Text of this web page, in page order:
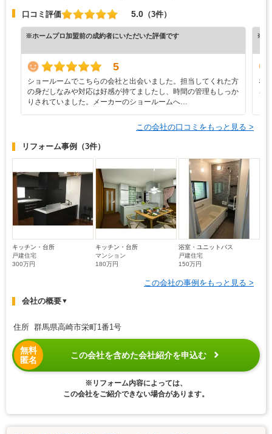
口コミ評価 5.0 （3件）
※ホームプロ加盟前の成約者にいただいた評価です
5
ショールームでこちらの会社と出会いました。担当してくれた方
の身だしなみや対応は好感が持てましたし、時間の管理もしっか
りされていました。メーカーのショールームへ…
※ホ
な
ろ
この会社の口コミをもっと見る >
リフォーム事例 （3件）
キッチン・台所
戸建住宅
300万円
キッチン・台所
マンション
180万円
浴室・ユニットバス
戸建住宅
150万円
この会社の事例をもっと見る >
会社の概要▼
住所 群馬県高崎市栄町1番1号
無料
匿名
この会社を含めた会社紹介を申込む
※リフォーム内容によっては、
この会社をご紹介できない場合があります。